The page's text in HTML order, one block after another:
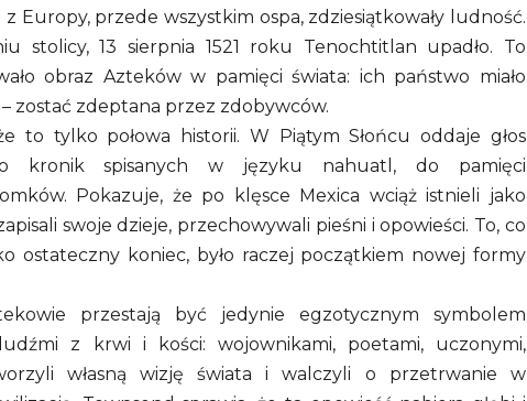
Europy, przede wszystkim ospa, zdziesiątkowały ludność.
stolicy, 13 sierpnia 1521 roku Tenochtitlan upadło. To
obraz Azteków w pamięci świata: ich państwo miało
zostać zdeptana przez zdobywców.
to tylko połowa historii. W Piątym Słońcu oddaje głos
kronik spisanych w języku nahuatl, do pamięci
Pokazuje, że po klęsce Mexica wciąż istnieli jako
swoje dzieje, przechowywali pieśni i opowieści. To, co
ostateczny koniec, było raczej początkiem nowej formy
przestają być jedynie egzotycznym symbolem
z krwi i kości: wojownikami, poetami, uczonymi,
własną wizję świata i walczyli o przetrwanie w